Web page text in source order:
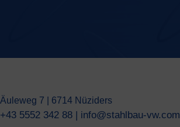
Äuleweg 7 | 6714 Nüziders
+43 5552 342 88 info@stahlbau-vw.com